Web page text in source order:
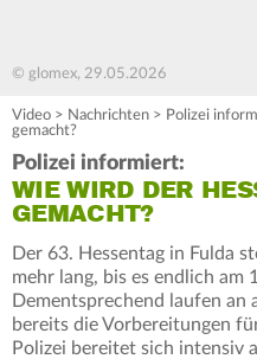
© glomex, 29.05.2026
Video > Nachrichten > Polizei
gemacht?
Polizei informiert:
WIE WIRD DER
GEMACHT?
Der 63. Hessentag in Fulda
mehr lang, bis es endlich am
Dementsprechend laufen an
bereits die Vorbereitungen
Polizei bereitet sich intensiv